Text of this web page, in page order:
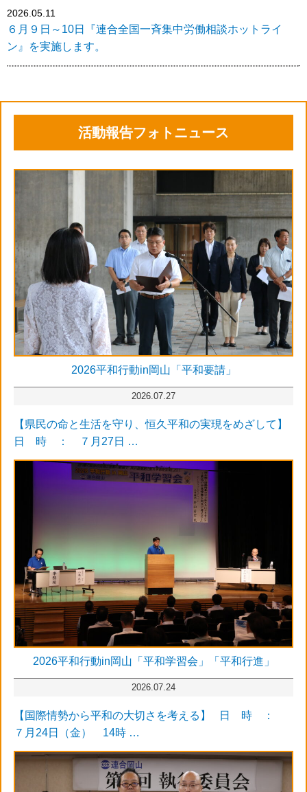
2026.05.11
６月９日～10日『連合全国一斉集中労働相談ホットライ
ン』を実施します。
活動報告フォトニュース
2026平和行動in岡山「平和要請」
2026.07.27
【県民の命と生活を守り、恒久平和の実現をめざして】
日 時 ： ７月27日 …
2026平和行動in岡山「平和学習会」「平和行進」
2026.07.24
【国際情勢から平和の大切さを考える】 日 時 ：
７月24日（金） 14時 …